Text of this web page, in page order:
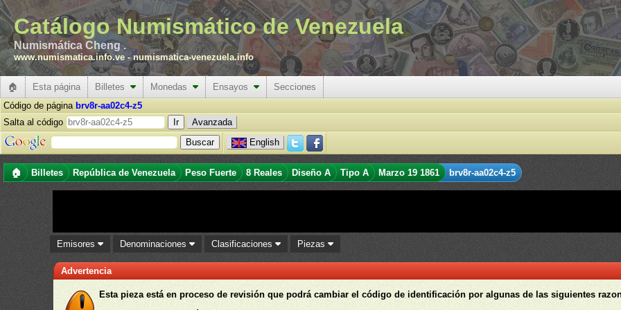
Catálogo Numismático de Venezuela
Numismática Cheng .
www.numismatica.info.ve -numismatica-venezuela.info
🏠 Esta página Billetes Monedas Ensayos
Secciones
Código de página brv8r-aa02c4-z5
Salta al código
Avanzada
English
🏠 Billetes República de Venezuela Peso Fuerte 8 Reales Diseño A Tipo A Marzo 19 1861 brv8r-aa02c4-z5
Emisores Denominaciones Clasificaciones Piezas
Advertencia
Esta pieza está en proceso de revisión que podrá cambiar el código de identificación por algunas de las siguientes